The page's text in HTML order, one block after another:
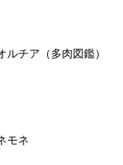
ルチア（多肉図鑑）
モネ